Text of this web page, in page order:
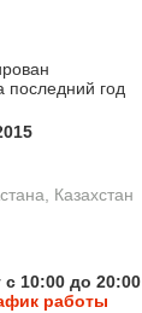
последний год
Казахстан
с 10:00 до 20:00
работы